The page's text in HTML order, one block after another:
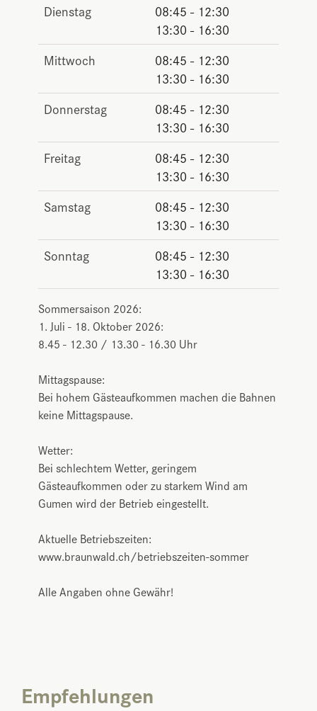
Dienstag
08:45 - 12:30
13:30 - 16:30
Mittwoch
08:45 - 12:30
13:30 - 16:30
Donnerstag
08:45 - 12:30
13:30 - 16:30
Freitag
08:45 - 12:30
13:30 - 16:30
Samstag
08:45 - 12:30
13:30 - 16:30
Sonntag
08:45 - 12:30
13:30 - 16:30
Sommersaison 2026:
1. Juli - 18. Oktober 2026:
8.45 - 12.30 / 13.30 - 16.30 Uhr
Mittagspause:
Bei hohem Gästeaufkommen machen die Bahnen
keine Mittagspause.
Wetter:
Bei schlechtem Wetter, geringem
Gästeaufkommen oder zu starkem Wind am
Gumen wird der Betrieb eingestellt.
Aktuelle Betriebszeiten:
www.braunwald.ch/betriebszeiten-sommer
Alle Angaben ohne Gewähr!
Empfehlungen